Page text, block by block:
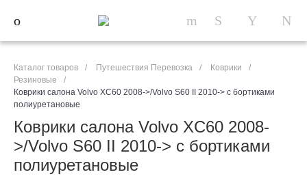
Каталог товаров / Путешествия Перевозка / Коврики
/
Резиновые
/
Коврики салона Volvo XC60 2008->/Volvo S60 II 2010-> с бортиками
полиуретановые
Коврики салона Volvo XC60 2008-
>/Volvo S60 II 2010-> с бортиками
полиуретановые